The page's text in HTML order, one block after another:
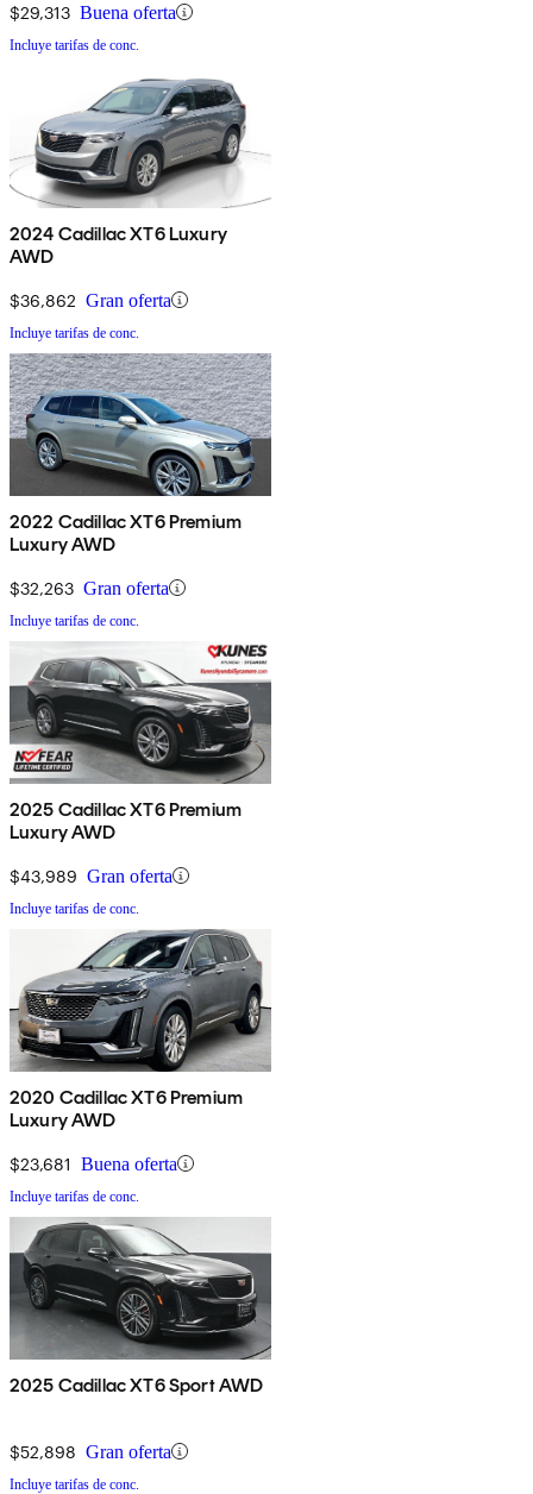
$29,313 Buena oferta
Incluye tarifas de conc.
2024 Cadillac XT6 Luxury
AWD
$36,862 Gran oferta
Incluye tarifas de conc.
2022 Cadillac XT6 Premium
Luxury AWD
$32,263 Gran oferta
Incluye tarifas de conc.
2025 Cadillac XT6 Premium
Luxury AWD
$43,989 Gran oferta
Incluye tarifas de conc.
2020 Cadillac XT6 Premium
Luxury AWD
$23,681 Buena oferta
Incluye tarifas de conc.
2025 Cadillac XT6 Sport AWD
$52,898 Gran oferta
Incluye tarifas de conc.